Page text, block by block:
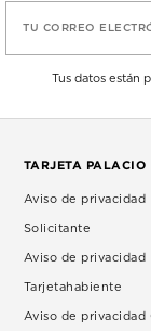
TU CORREO
Tus datos están
TARJETA PALACIO
Aviso de privacidad
Solicitante
Aviso de privacidad
Tarjetahabiente
Aviso de privacidad